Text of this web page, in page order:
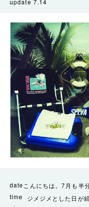
update 7.14
date
time
こんにちは。7月も半
ジメジメとした日が